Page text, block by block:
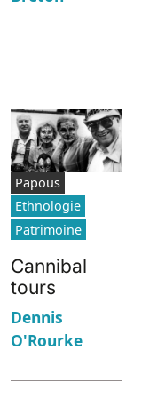
Papous
Ethnologie
Patrimoine
Cannibal
tours
Dennis
O'Rourke